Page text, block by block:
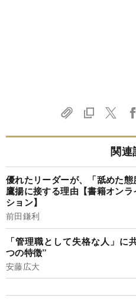
関連
優れたリーダーが、「舐めた
鷹揚に接する理由【書籍オン
ション】
前田鎌利
「管理職として失格な人」に
つの特徴”
安藤広大